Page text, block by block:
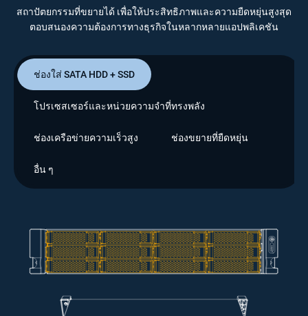
สถาปัตยกรรมที่ขยายได้ เพื่อให้ประสิทธิภาพและความยืดหยุ่นสูงสุด
ตอบสนองความต้องการทางธุรกิจในหลากหลายแอปพลิเคชัน
ช่องใส่ SATA HDD + SSD
โปรเซสเซอร์และหน่วยความจำที่ทรงพลัง
ช่องเครือข่ายความเร็วสูง ช่องขยายที่ยืดหยุ่น
อื่น ๆ